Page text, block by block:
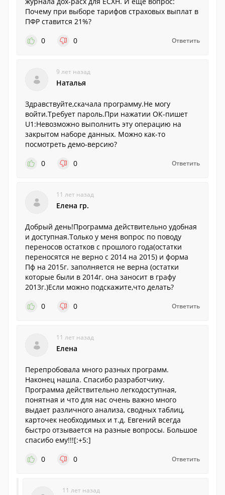
Почему при выборе тарифов страховых выплат в
ПФР ставится 21%?
0
0 Ответить
9 лет назад
Наталья
Здравствуйте,скачала программу.Не могу
войти.Требует пароль.При нажатии ОК-пишет
U1:Невозможно выполнить эту операцию на
закрытом наборе данных. Можно как-то
посмотреть демо-версию?
0
0 Ответить
11 лет назад
Елена гр.
Добрый день!Программа действительно удобная
и доступная.Только у меня вопрос по поводу
переносов остатков с прошлого года(остатки
переносятся не верно с 2014 на 2015) и форма
Пф на 2015г. заполняется не верна (остатки
которые были в 2014г. она заносит в графу
2013г.)Если можно подскажите,что делать?
0
0 Ответить
11 лет назад
Елена
Перепробовала много разных программ.
Наконец нашла. Спасибо разработчику.
Программа действительно легкодоступная,
понятная и что для нас очень важно много
выдает различного анализа, сводных таблиц,
карточек необходимых и т.д. Евгений всегда
быстро отзывается на разные вопросы. Большое
спасибо ему!!![:+5:]
0
0 Ответить
11 лет назад